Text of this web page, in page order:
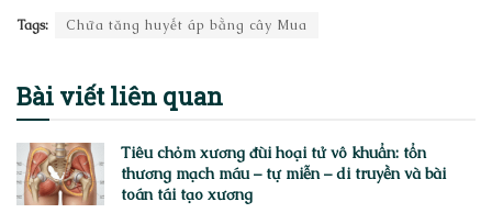
Tags: Chữa tăng huyết áp bằng cây Mua
Bài viếtliên quan
Tiêu chỏm xương đùi hoại tử vô khuẩn: tổn
thương mạch máu – tự miễn – di truyền và bài
toán tái tạo xương